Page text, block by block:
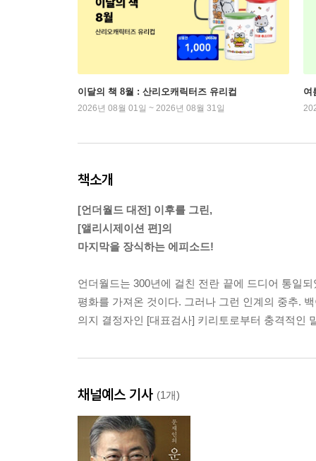
이달의 책 8월 : 산리오캐릭터즈 유리컵
2026년 08월 01일 ~ 2026년 08월 31일
여
책소개
[언더월드 대전] 이후를 그린,
[앨리시제이션 편]의
마지막을 장식하는 에피소드!
언더월드는 300년에 걸친 전란 끝에 드디어 통일
평화를 가져온 것이다. 그러나 그런 인계의 중추.
의지 결정자인 [대표검사] 키리토로부터 충격적인
채널예스 기사 (1개)